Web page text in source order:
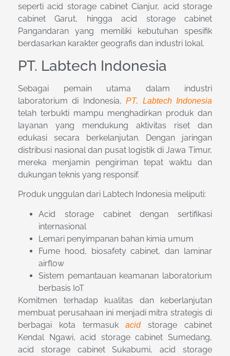
seperti acid storage cabinet Cianjur, acid storage
cabinet Garut, hingga acid storage cabinet
Pangandaran yang memiliki kebutuhan spesifik
berdasarkan karakter geografis dan industri lokal.
PT. Labtech Indonesia
Sebagai pemain utama dalam industri
laboratorium di Indonesia,PT. Labtech Indonesia
telah terbukti mampu menghadirkan produk dan
layanan yang mendukung aktivitas riset dan
edukasi secara berkelanjutan. Dengan jaringan
distribusi nasional dan pusat logistik di Jawa Timur,
mereka menjamin pengiriman tepat waktu dan
dukungan teknis yang responsif.
Produk unggulan dari Labtech Indonesia meliputi:
Acid storage cabinet dengan sertifikasi
internasional
Lemari penyimpanan bahan kimia umum
Fume hood, biosafety cabinet, dan laminar
airflow
Sistem pemantauan keamanan laboratorium
berbasis IoT
Komitmen terhadap kualitas dan keberlanjutan
membuat perusahaan ini menjadi mitra strategis di
berbagai kota termasukacid
storage cabinet
Kendal Ngawi, acid storage cabinet Sumedang,
acid storage cabinet Sukabumi, acid storage